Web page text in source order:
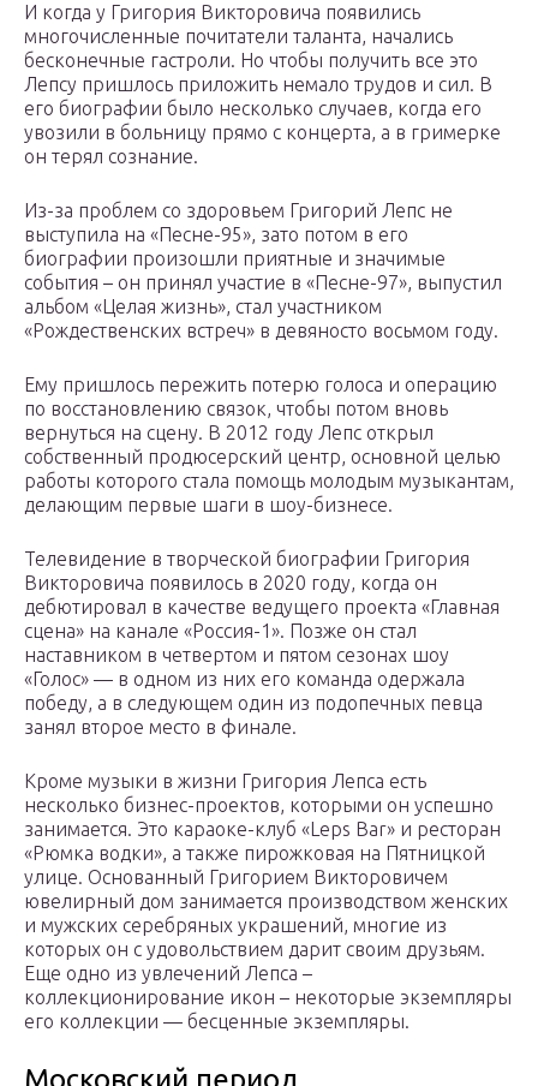
И когда у Григория Викторовича появились
многочисленные почитатели таланта, начались
бесконечные гастроли. Но чтобы получить все это
Лепсу пришлось приложить немало трудов и сил. В
его биографии было несколько случаев, когда его
увозили в больницу прямо с концерта, а в гримерке
он терял сознание.
Из-за проблем со здоровьем Григорий Лепс не
выступила на «Песне-95», зато потом в его
биографии произошли приятные и значимые
события – он принял участие в «Песне-97», выпустил
альбом «Целая жизнь», стал участником
«Рождественских встреч» в девяносто восьмом году.
Ему пришлось пережить потерю голоса и операцию
по восстановлению связок, чтобы потом вновь
вернуться на сцену. В 2012 году Лепс открыл
собственный продюсерский центр, основной целью
работы которого стала помощь молодым музыкантам,
делающим первые шаги в шоу-бизнесе.
Телевидение в творческой биографии Григория
Викторовича появилось в 2020 году, когда он
дебютировал в качестве ведущего проекта «Главная
сцена» на канале «Россия-1». Позже он стал
наставником в четвертом и пятом сезонах шоу
«Голос» — в одном из них его команда одержала
победу, а в следующем один из подопечных певца
занял второе место в финале.
Кроме музыки в жизни Григория Лепса есть
несколько бизнес-проектов, которыми он успешно
занимается. Это караоке-клуб «Leps Bar» и ресторан
«Рюмка водки», а также пирожковая на Пятницкой
улице. Основанный Григорием Викторовичем
ювелирный дом занимается производством женских
и мужских серебряных украшений, многие из
которых он с удовольствием дарит своим друзьям.
Еще одно из увлечений Лепса –
коллекционирование икон – некоторые экземпляры
его коллекции — бесценные экземпляры.